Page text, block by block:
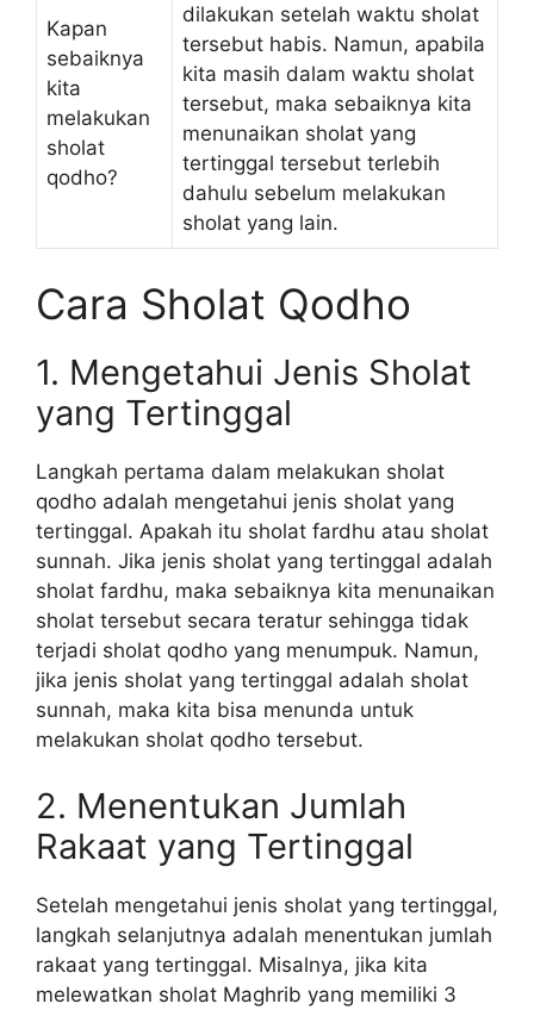
Kapan
sebaiknya
kita
melakukan
sholat
qodho?
dilakukan setelah waktu sholat
tersebut habis. Namun, apabila
kita masih dalam waktu sholat
tersebut, maka sebaiknya kita
menunaikan sholat yang
tertinggal tersebut terlebih
dahulu sebelum melakukan
sholat yang lain.
Cara Sholat Qodho
1. Mengetahui Jenis Sholat
yang Tertinggal
Langkah pertama dalam melakukan sholat
qodho adalah mengetahui jenis sholat yang
tertinggal. Apakah itu sholat fardhu atau sholat
sunnah. Jika jenis sholat yang tertinggal adalah
sholat fardhu, maka sebaiknya kita menunaikan
sholat tersebut secara teratur sehingga tidak
terjadi sholat qodho yang menumpuk. Namun,
jika jenis sholat yang tertinggal adalah sholat
sunnah, maka kita bisa menunda untuk
melakukan sholat qodho tersebut.
2. Menentukan Jumlah
Rakaat yang Tertinggal
Setelah mengetahui jenis sholat yang tertinggal,
langkah selanjutnya adalah menentukan jumlah
rakaat yang tertinggal. Misalnya, jika kita
melewatkan sholat Maghrib yang memiliki 3